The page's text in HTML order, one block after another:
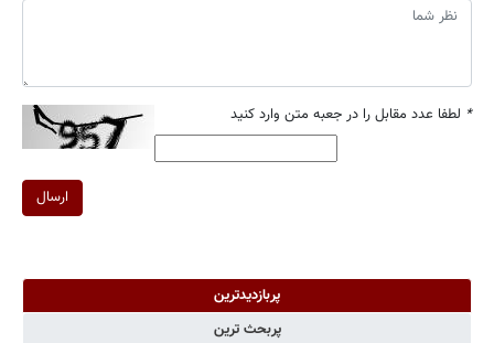
* لطفا عدد مقابل را در جعبه متن وارد کنید
ارسال
پربازدیدترین
پربحث ترین